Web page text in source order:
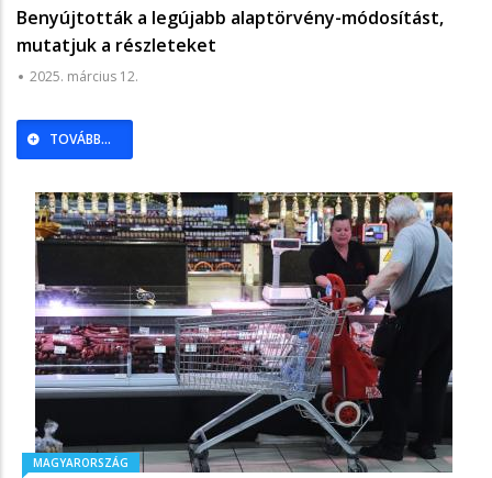
Benyújtották a legújabb alaptörvény-módosítást,
mutatjuk a részleteket
2025. március 12.
TOVÁBB...
MAGYARORSZÁG